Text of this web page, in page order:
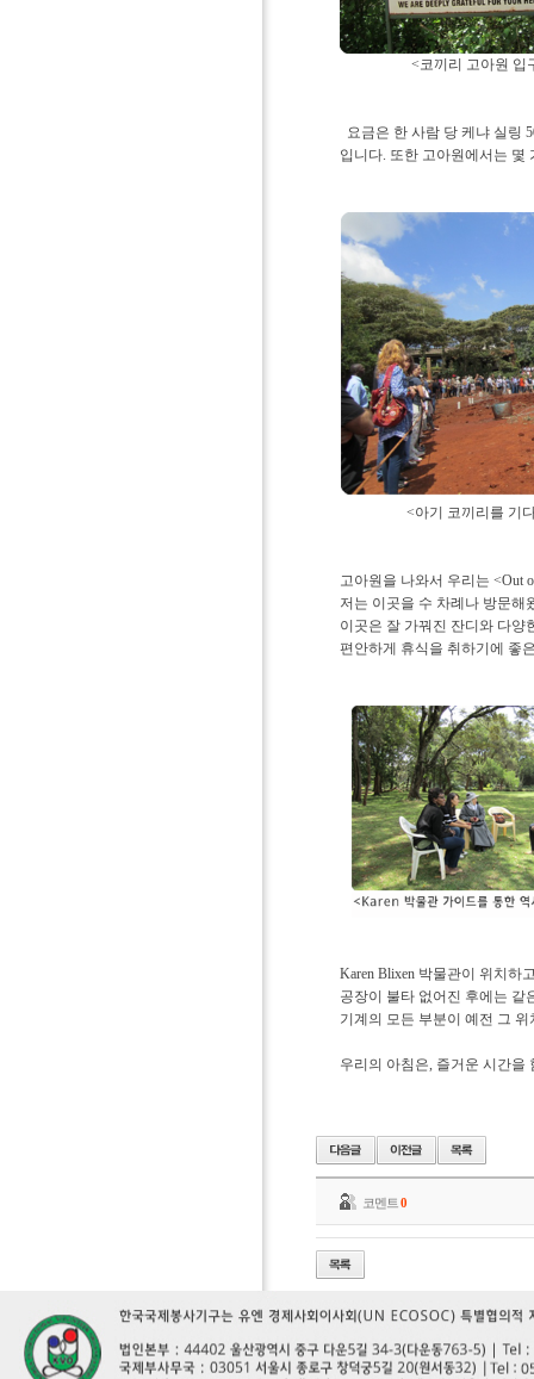
<코끼리 고아원
요금은 한 사람 당 케냐 실링
입니다. 또한 고아원에서는 몇
<아기 코끼리를
고아원을 나와서 우리는 <Out
저는 이곳을 수 차례나 방문해
이곳은 잘 가꿔진 잔디와 다양
편안하게 휴식을 취하기에 좋
Karen Blixen 박물관이 위치하
공장이 불타 없어진 후에는 같
기계의 모든 부분이 예전 그
우리의 아침은, 즐거운 시간을
코멘트 0